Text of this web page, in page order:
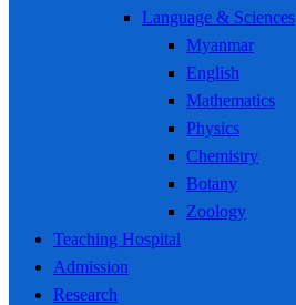
Language & Sciences
Myanmar
English
Mathematics
Physics
Chemistry
Botany
Zoology
Teaching Hospital
Admission
Research